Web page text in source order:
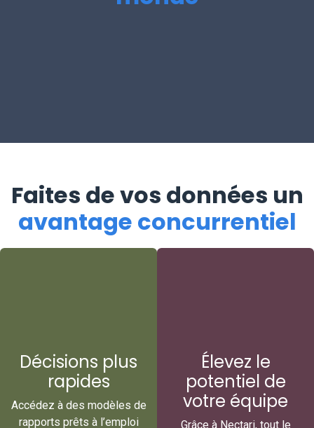
Faites de vos données un
avantage concurrentiel
Décisions plus
rapides
Accédez à des modèles de
rapports prêts à l’emploi
Élevez le
potentiel de
votre équipe
Grâce à Nectari, tout le